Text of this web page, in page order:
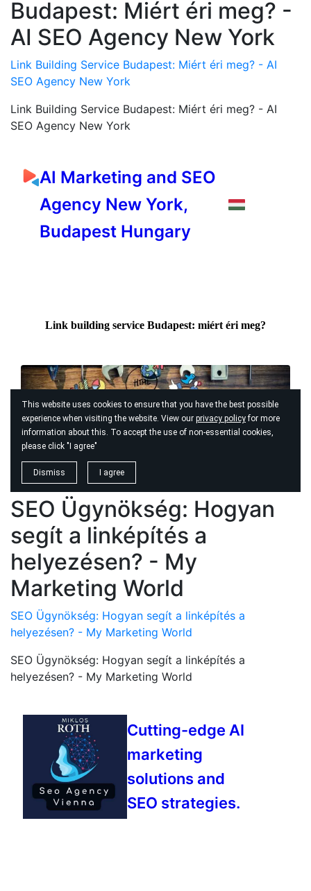
Budapest: Miért éri meg? -
AI SEO Agency New York
Link Building Service Budapest: Miért éri meg? - AI
SEO Agency New York
Link Building Service Budapest: Miért éri meg? - AI
SEO Agency New York
SEO Ügynökség: Hogyan
segít a linképítés a
helyezésen? - My
Marketing World
SEO Ügynökség: Hogyan segít a linképítés a
helyezésen? - My Marketing World
SEO Ügynökség: Hogyan segít a linképítés a
helyezésen? - My Marketing World